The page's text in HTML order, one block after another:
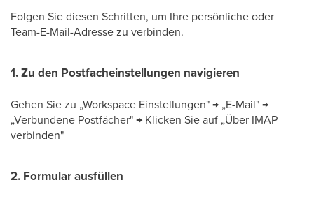
Folgen Sie diesen Schritten, um Ihre persönliche oder
Team-E-Mail-Adresse zu verbinden.
1. Zu den Postfacheinstellungen navigieren
Gehen Sie zu „Workspace Einstellungen" → „E-Mail" →
„Verbundene Postfächer" → Klicken Sie auf „Über IMAP
verbinden"
2. Formular ausfüllen